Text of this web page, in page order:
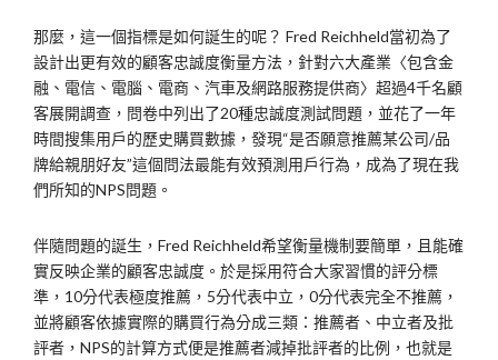
那麼，這一個指標是如何誕生的呢？ Fred Reichheld當初為了
設計出更有效的顧客忠誠度衡量方法，針對六大產業〈包含金
融、電信、電腦、電商、汽車及網路服務提供商〉超過4千名顧
客展開調查，問卷中列出了20種忠誠度測試問題，並花了一年
時間搜集用戶的歷史購買數據，發現“是否願意推薦某公司/品
牌給親朋好友”這個問法最能有效預測用戶行為，成為了現在我
們所知的NPS問題。
伴隨問題的誕生，Fred Reichheld希望衡量機制要簡單，且能確
實反映企業的顧客忠誠度。於是採用符合大家習慣的評分標
準，10分代表極度推薦，5分代表中立，0分代表完全不推薦，
並將顧客依據實際的購買行為分成三類：推薦者、中立者及批
評者，NPS的計算方式便是推薦者減掉批評者的比例，也就是